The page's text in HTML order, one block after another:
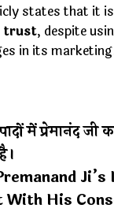
states that it
trust, despite
in its
में प्रेमानंद जी
Ji’s
His